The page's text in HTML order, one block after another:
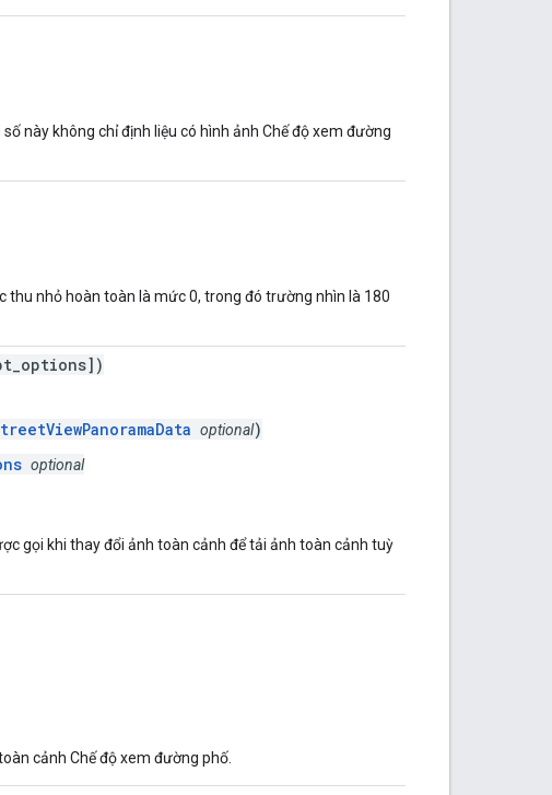
này không chỉ định liệu có hình ảnh Chế độ xem đường
thu nhỏ hoàn toàn là mức 0, trong đó trường nhìn là 180
optional)
optional
gọi khi thay đổi ảnh toàn cảnh để tải ảnh toàn cảnh tuỳ
cảnh Chế độ xem đường phố.